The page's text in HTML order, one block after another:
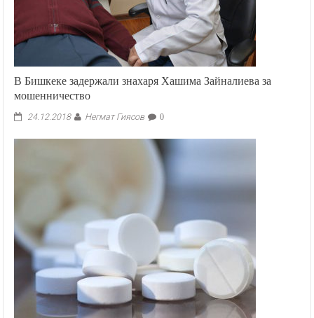
В Бишкеке задержали знахаря Хашима Зайналиева за
мошенничество
24.12.2018 Негмат Гиясов 0